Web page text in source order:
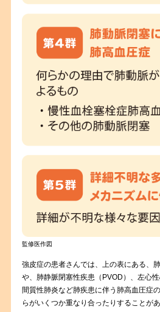
監修医作図
強皮症の患者さんでは、上の表にある、
や、肺静脈閉塞性疾患（PVOD）、左心
間質性肺炎など肺疾患に伴う肺高血圧症
らがいくつか重なり合ったりすることがあ